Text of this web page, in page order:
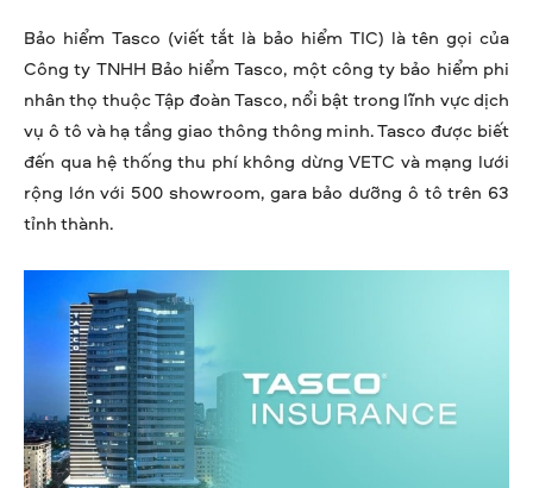
Bảo hiểm Tasco (viết tắt là bảo hiểm TIC) là tên gọi của
Công ty TNHH Bảo hiểm Tasco, một công ty bảo hiểm phi
nhân thọ thuộc Tập đoàn Tasco, nổi bật trong lĩnh vực dịch
vụ ô tô và hạ tầng giao thông thông minh. Tasco được biết
đến qua hệ thống thu phí không dừng VETC và mạng lưới
rộng lớn với 500 showroom, gara bảo dưỡng ô tô trên 63
tỉnh thành.